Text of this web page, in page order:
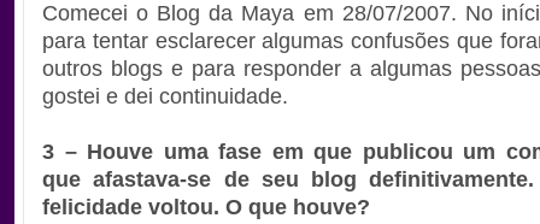
Comecei o Blog da Maya em 28/07/2007. No
para tentar esclarecer algumas confusões que
outros blogs e para responder a algumas
gostei e dei continuidade.
3 – Houve uma fase em que publicou um
que afastava-se de seu blog
felicidade voltou. O que houve?